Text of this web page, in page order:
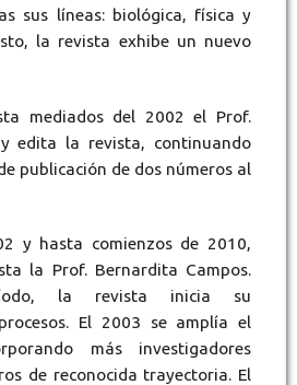
sus líneas: biológica, física y
la revista exhibe un nuevo
mediados del 2002 el Prof.
edita la revista, continuando
publicación de dos números al
y hasta comienzos de 2010,
la Prof. Bernardita Campos.
la revista inicia su
El 2003 se amplía el
más investigadores
de reconocida trayectoria. El